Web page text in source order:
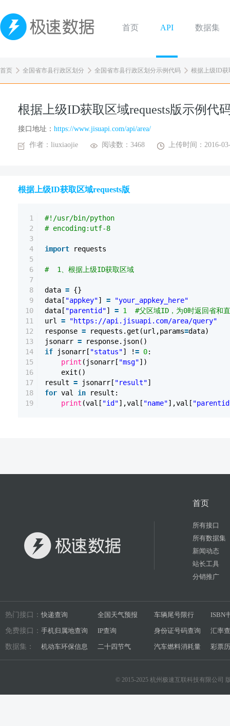
首页 API 数据集
首页 全国省市县行政区划分 全国省市县行政区划分示例代码 根据上级ID获
根据上级ID获取区域requests版示例代
接口地址： https://www.jisuapi.com/api/area/
作者：liuxiaojie 阅读数：3468 上传时间：2016-
根据上级ID获取区域requests版
1
2
3
4
5
6
7
8
9
10
11
12
13
14
15
16
17
18
19
#!/usr/bin/python
# encoding:utf-8
import requests
# 1、根据上级ID获取区域
data = {}
data[ "appkey"] =
"your_appkey_here"
data[ "parentid"] = 1
#父区域ID，为0时返回省和
url =
"https://api.jisuapi.com/area/query"
response = requests.get(url,params=data)
jsonarr =
response.json()
if
jsonarr[ "status"] != 0:
print (jsonarr[ "msg"])
exit()
result = jsonarr[ "result"]
for val in
result:
print (val[ "id"],val[ "name"],val[
首页
所有接口
所有数据集
新闻动态
站长工具
分销推广
热门接口： 快递查询 全国天气预报 车辆尾号限行 ISBN
免费接口： 手机归属地查询 IP查询 身份证号码查询 汇率
数据集： 机动车环保信息 二十四节气 汽车燃料消耗量 彩票
© 2015-2025 杭州极速互联科技有限公司